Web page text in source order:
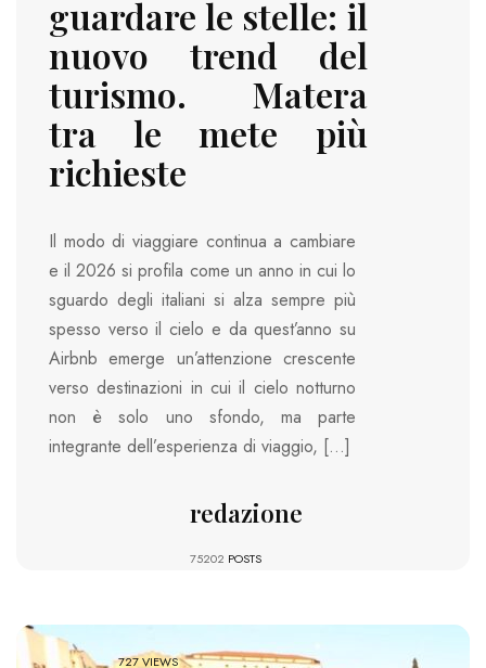
guardare le stelle: il
nuovo trend del
turismo. Matera
tra le mete più
richieste
Il modo di viaggiare continua a cambiare
e il 2026 si profila come un anno in cui lo
sguardo degli italiani si alza sempre più
spesso verso il cielo e da quest’anno su
Airbnb emerge un’attenzione crescente
verso destinazioni in cui il cielo notturno
non è solo uno sfondo, ma parte
integrante dell’esperienza di viaggio, […]
redazione
75202 POSTS
727 VIEWS